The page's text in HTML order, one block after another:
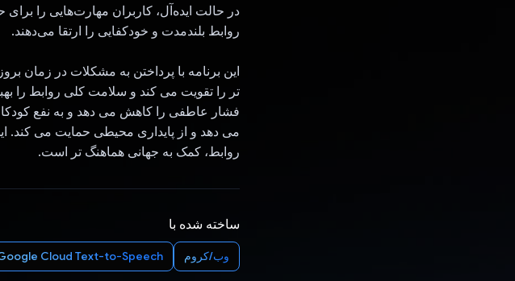
در حالت ایده‌آل، کاربران مهارت‌هایی را
روابط بلندمدت و خودکفایی را ارتقا می‌دهند.
این برنامه با پرداختن به مشکلات در زمان
تر را تقویت می کند و سلامت کلی روابط را
فشار عاطفی را کاهش می دهد و به نفع
می دهد و از پایداری محیطی حمایت می کند.
روابط، کمک به جهانی هماهنگ تر است.
ساخته شده با
وب/کروم Cloud Text-to-Speech